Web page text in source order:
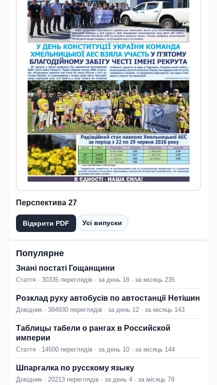
Перспектива 27
Відкрити PDF Усі випуски
Популярне
Знані постаті Гощанщини
Стаття · 30335 переглядів · за день 18 · за місяць 235
Розклад руху автобусів по автостанції Нетішин
Довідник · 384930 переглядів · за день 12 · за місяць 143
Таблицы табели о рангах в Российской
империи
Стаття · 14500 переглядів · за день 10 · за місяць 144
Шпаргалка по русскому языку
Довідник · 20213 переглядів · за день 4 · за місяць 79